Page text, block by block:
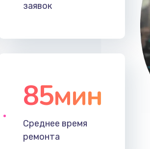
заявок
85мин
Среднее время
ремонта